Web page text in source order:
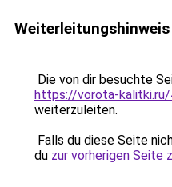
Weiterleitungshinweis
Die von dir besuchte
https://vorota-
weiterzuleiten.
Falls du diese Seite
du zur vorherigen Seite